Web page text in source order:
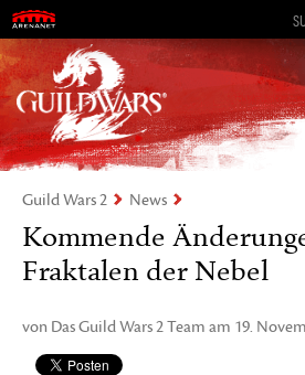
„Visions of
Guild Wars 2
Guild Wars 2 News
Kommende
Fraktalen der Nebel
von Das Guild Wars 2 Team am 19.